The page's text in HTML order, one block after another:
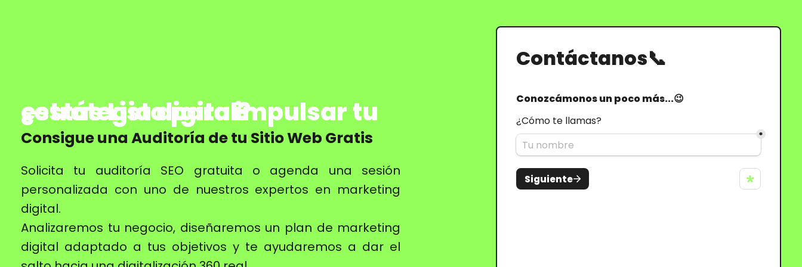
¿estás Listo para impulsar tu estrategia digital?
Consigue una Auditoría de tu Sitio Web Gratis
Solicita tu auditoría SEO gratuita o agenda una sesión
personalizada con uno de nuestros expertos en marketing
digital.
Analizaremos tu negocio, diseñaremos un plan de marketing
digital adaptado a tus objetivos y te ayudaremos a dar el